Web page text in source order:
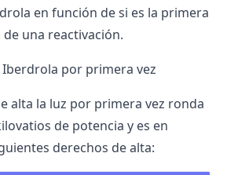
en función de si es la primera
una reactivación.
por primera vez
alta la luz por primera vez ronda
de potencia y es en
derechos de alta: